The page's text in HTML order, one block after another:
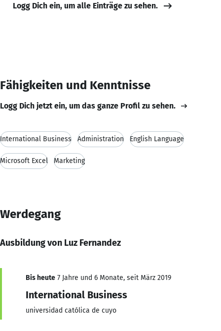
Logg Dich ein, um alle Einträge zu sehen.
Fähigkeiten und Kenntnisse
Logg Dich jetzt ein, um das ganze Profil zu sehen.
International Business Administration English Language
Microsoft Excel Marketing
Werdegang
Ausbildung von Luz Fernandez
Bis heute 7 Jahre und 6 Monate, seit März 2019
International Business
universidad católica de cuyo